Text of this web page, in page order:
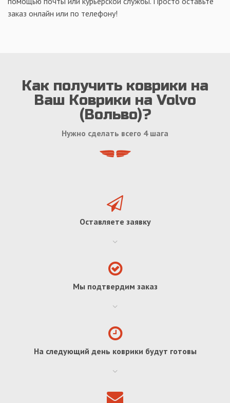
заказ онлайн или по телефону!
Как получить коврики на
Ваш Коврики на Volvo
(Вольво)?
Нужно сделать всего 4 шага
Оставляете заявку
Мы подтвердим заказ
На следующий день коврики будут готовы